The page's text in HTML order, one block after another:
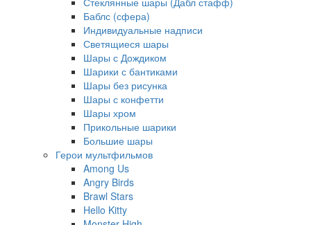
Баблс (сфера)
Индивидуальные надписи
Светящиеся шары
Шары с Дождиком
Шарики с бантиками
Шары без рисунка
Шары с конфетти
Шары хром
Прикольные шарики
Большие шары
Герои мультфильмов
Among Us
Angry Birds
Brawl Stars
Hello Kitty